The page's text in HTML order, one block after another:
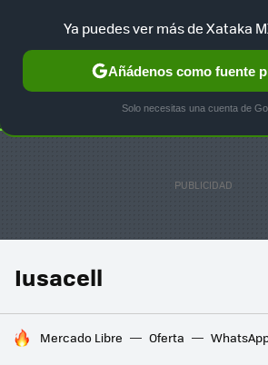
SELECCIÓN GAMING HOME
Iusacell
HOY SE HABLA DE
Mercado Libre Oferta
Ya puedes ver más de Xataka
Añádenos como fuente
Solo necesitas una cuenta de